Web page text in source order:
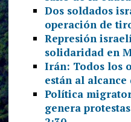
Dos soldados
operación de
Represión
solidaridad en
Irán: Todos los
están al alcance
Política
genera